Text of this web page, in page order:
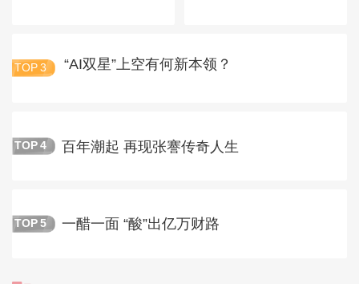
TOP 3 “AI双星”上空有何新本领？
TOP 4 百年潮起 再现张謇传奇人生
TOP 5 一醋一面 “酸”出亿万财路